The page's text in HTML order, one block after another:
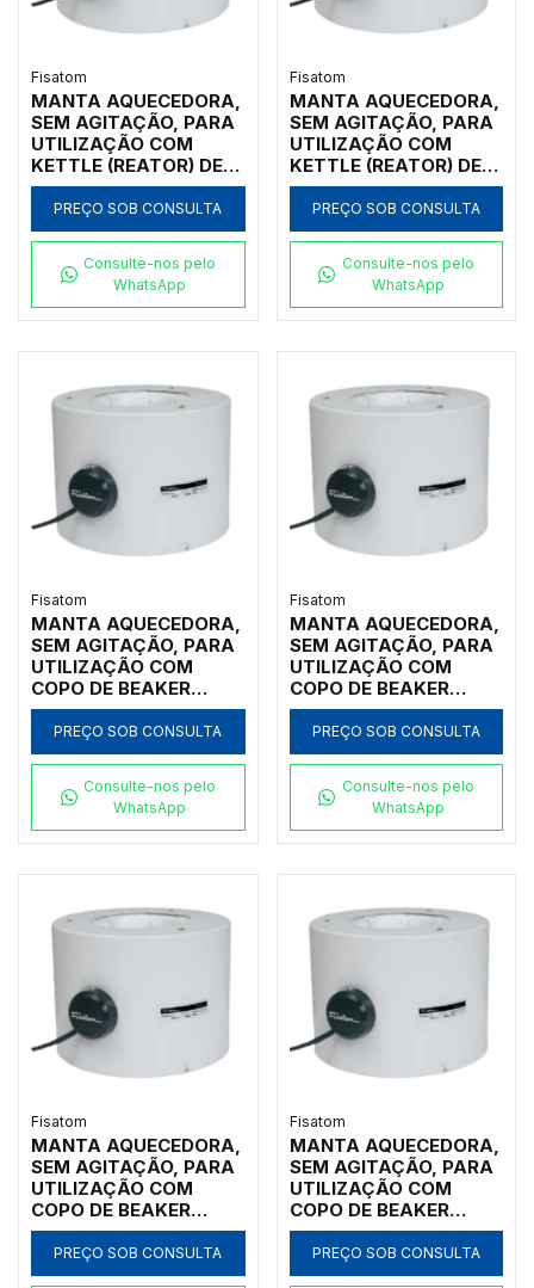
Fisatom
MANTA AQUECEDORA,
SEM AGITAÇÃO, PARA
UTILIZAÇÃO COM
KETTLE (REATOR) DE
1.000ML, COM
REGULADOR
ANALÓGICO DE
CLASSE 300, 110V -
MODELO 001051
PREÇO SOB CONSULTA
Consulte-nos pelo
WhatsApp
Fisatom
MANTA AQUECEDORA,
SEM AGITAÇÃO, PARA
UTILIZAÇÃO COM
KETTLE (REATOR) DE
1.000ML, COM
REGULADOR
ANALÓGICO DE
CLASSE 300, 220V -
MODELO 001052
PREÇO SOB CONSULTA
Consulte-nos pelo
WhatsApp
Fisatom
MANTA AQUECEDORA,
SEM AGITAÇÃO, PARA
UTILIZAÇÃO COM
COPO DE BEAKER
FORMA BAIXA DE
4000ML, COM
REGULADOR
POTÊNCIA ATÉ 300ºC,
CLASSE 300, 110V -
MODELO 006471
PREÇO SOB CONSULTA
Consulte-nos pelo
WhatsApp
Fisatom
MANTA AQUECEDORA,
SEM AGITAÇÃO, PARA
UTILIZAÇÃO COM
COPO DE BEAKER
FORMA BAIXA DE
3.000ML, COM
REGULADOR
POTÊNCIA ATÉ 300ºC,
CLASSE 300, 110V -
MODELO 003071
PREÇO SOB CONSULTA
Consulte-nos pelo
WhatsApp
Fisatom
MANTA AQUECEDORA,
SEM AGITAÇÃO, PARA
UTILIZAÇÃO COM
COPO DE BEAKER
FORMA BAIXA DE
2.000ML, COM
REGULADOR
PREÇO SOB CONSULTA
Fisatom
MANTA AQUECEDORA,
SEM AGITAÇÃO, PARA
UTILIZAÇÃO COM
COPO DE BEAKER
FORMA BAIXA DE
1.000ML, COM
REGULADOR
PREÇO SOB CONSULTA